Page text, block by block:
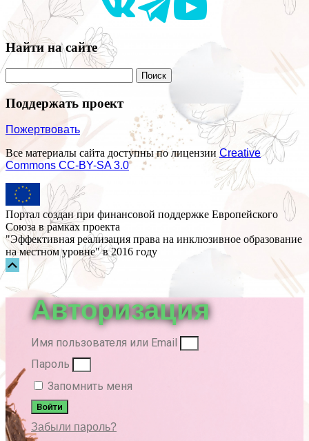
Найти на сайте
Поддержать проект
Пожертвовать
Все материалы сайта доступны по лицензии Creative
Commons СС-BY-SA 3.0
Портал создан при финансовой поддержке Европейского
Союза в рамках проекта
"Эффективная реализация права на инклюзивное образование
на местном уровне" в 2016 году
Прокрутка
вверх
Авторизация
Имя пользователя или Email
Пароль
Запомнить меня
Войти
Забыли пароль?